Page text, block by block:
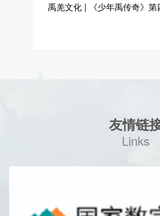
禹羌文化 | 《少年禹传奇》第四十
友情链
Links